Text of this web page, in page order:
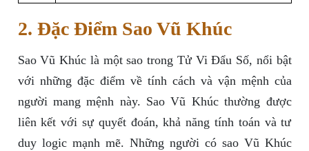
2. Đặc Điểm Sao Vũ Khúc
Sao Vũ Khúc là một sao trong Tử Vi Đẩu Số, nổi bật
với những đặc điểm về tính cách và vận mệnh của
người mang mệnh này. Sao Vũ Khúc thường được
liên kết với sự quyết đoán, khả năng tính toán và tư
duy logic mạnh mẽ. Những người có sao Vũ Khúc